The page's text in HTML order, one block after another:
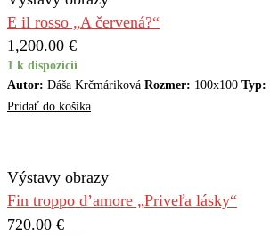
E il rosso „A červená?“
1,200.00 €
1 k dispozícií
Autor: Dáša Krčmáriková Rozmer: 100x100 Typ:
Pridať do košíka
Výstavy obrazy
Fin troppo d’amore „Priveľa lásky“
720.00 €